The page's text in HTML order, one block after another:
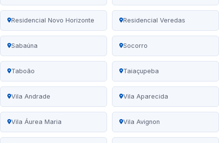
Residencial Novo Horizonte Residencial Veredas
Sabaúna Socorro
Taboão Taiaçupeba
Vila Andrade Vila Aparecida
Vila Áurea Maria Vila Avignon